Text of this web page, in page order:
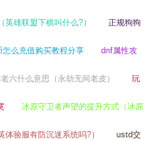
雄联盟下棋叫什么?） 正规狗狗
么充值购买教程分享 dnf属性攻
六什么意思（永劫无间老皮） 玩
冰原守卫者声望的提升方式（冰原
验服有防沉迷系统吗?） ustd交